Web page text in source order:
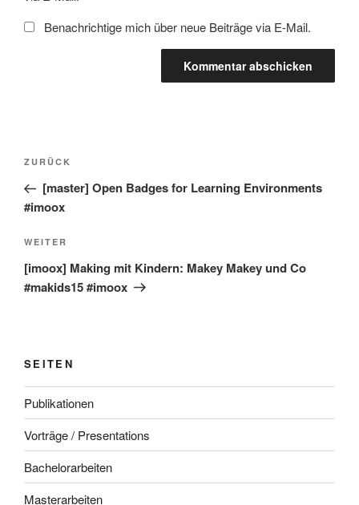
Benachrichtige mich über neue Beiträge via E-Mail.
Beitragsnavigation
Vorheriger
Beitrag
ZURÜCK
[master] Open Badges for Learning Environments
#imoox
Nächster
Beitrag
WEITER
[imoox] Making mit Kindern: Makey Makey und Co
#makids15 #imoox
SEITEN
Publikationen
Vorträge / Presentations
Bachelorarbeiten
Masterarbeiten